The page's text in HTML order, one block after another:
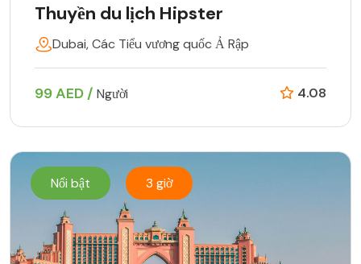
Thuyền du lịch Hipster
Dubai, Các Tiểu vương quốc Ả Rập
99 AED / Người 4.08
Nổi bật 3 giờ